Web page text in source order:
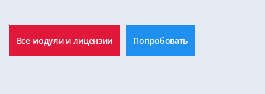
или войдите с помощью
Все модули и лицензии Попробовать